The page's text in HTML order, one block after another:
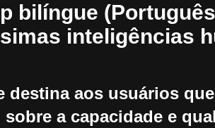
bilíngue
inteligências
destina aos usuários
a capacidade e